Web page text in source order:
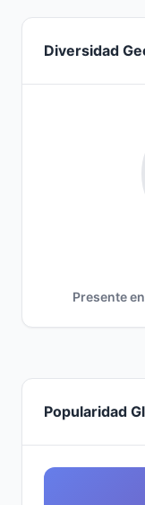
Diversidad
Presente
Popularidad